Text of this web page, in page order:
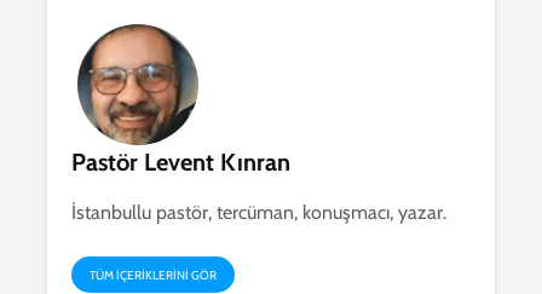
Pastör Levent Kınran
İstanbullu pastör, tercüman, konuşmacı, yazar.
TÜM IÇERIKLERINI GÖR